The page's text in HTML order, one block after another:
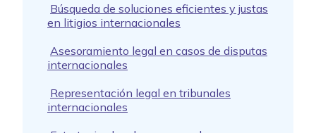
Búsqueda de soluciones eficientes y justas
en litigios internacionales
Asesoramiento legal en casos de disputas
internacionales
Representación legal en tribunales
internacionales